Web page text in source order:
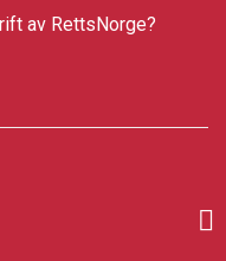
av RettsNorge?